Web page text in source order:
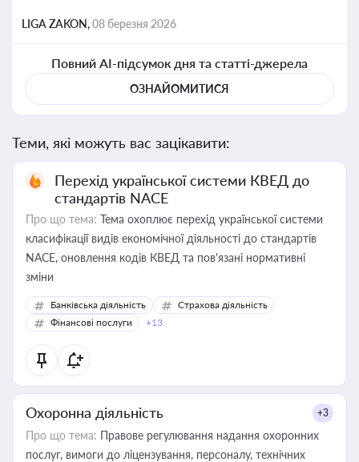
LIGA ZAKON,08 березня 2026
Повний AI-підсумок дня та статті-джерела
ОЗНАЙОМИТИСЯ
Теми, які можуть вас зацікавити:
Перехід української системи КВЕД до
стандартів NACE
Про що тема: Тема охоплює перехід української системи
класифікації видів економічної діяльності до стандартів
NACE, оновлення кодів КВЕД та пов'язані нормативні
зміни
Банківська діяльність
Страхова діяльність
Фінансові послуги
+13
Охоронна діяльність +3
Про що тема: Правове регулювання надання охоронних
послуг, вимоги до ліцензування, персоналу, технічних